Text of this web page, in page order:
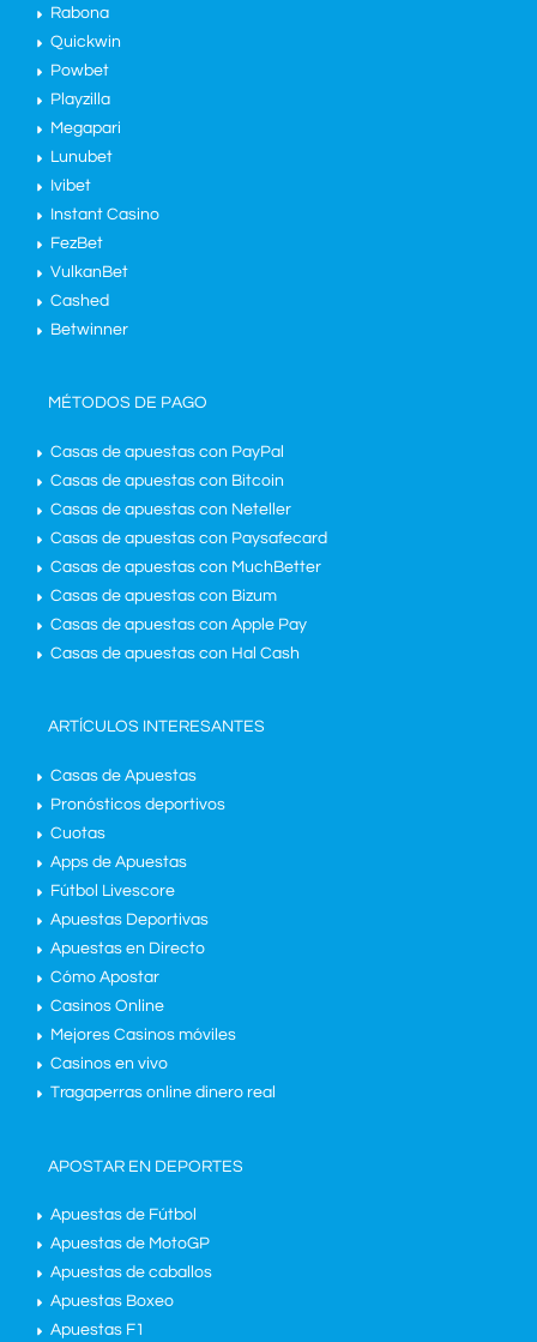
Rabona
Quickwin
Powbet
Playzilla
Megapari
Lunubet
Ivibet
Instant Casino
FezBet
VulkanBet
Cashed
Betwinner
MÉTODOS DE PAGO
Casas de apuestas con PayPal
Casas de apuestas con Bitcoin
Casas de apuestas con Neteller
Casas de apuestas con Paysafecard
Casas de apuestas con MuchBetter
Casas de apuestas con Bizum
Casas de apuestas con Apple Pay
Casas de apuestas con Hal Cash
ARTÍCULOS INTERESANTES
Casas de Apuestas
Pronósticos deportivos
Cuotas
Apps de Apuestas
Fútbol Livescore
Apuestas Deportivas
Apuestas en Directo
Cómo Apostar
Casinos Online
Mejores Casinos móviles
Casinos en vivo
Tragaperras online dinero real
APOSTAR EN DEPORTES
Apuestas de Fútbol
Apuestas de MotoGP
Apuestas de caballos
Apuestas Boxeo
Apuestas F1